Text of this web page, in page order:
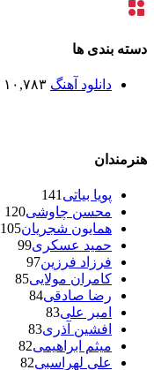
دسته بندی ها
دانلود آهنگ ۱۰,۷۸۳
هنرمندان
پویا بیاتی 141
محسن چاوشی120
همایون شجریان105
حمید عسکری99
فرزاد فرزین97
کامران مولایی85
رضا صادقی84
امیر علی83
افشین آذری83
میثم ابراهیمی82
علی لهراسبی82